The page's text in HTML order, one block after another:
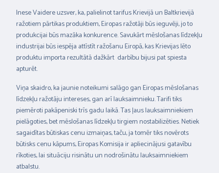
Inese Vaidere uzsver, ka, palielinot tarifus Krievijā un Baltkrievijā
ražotiem pārtikas produktiem, Eiropas ražotāji būs ieguvēji, jo to
produkcijai būs mazāka konkurence. Savukārt mēslošanas līdzekļu
industrijai būs iespēja attīstīt ražošanu Eiropā, kas Krievijas lēto
produktu importa rezultātā dažkārt darbību bijusi pat spiesta
apturēt.
Viņa skaidro, ka jaunie noteikumi salāgo gan Eiropas mēslošanas
līdzekļu ražotāju intereses, gan arī lauksaimnieku. Tarifi tiks
piemēroti pakāpeniski trīs gadu laikā. Tas ļaus lauksaimniekiem
pielāgoties, bet mēslošanas līdzekļu tirgiem nostabilizēties. Netiek
sagaidītas būtiskas cenu izmaiņas, taču, ja tomēr tiks novērots
būtisks cenu kāpums, Eiropas Komisija ir apliecinājusi gatavību
rīkoties, lai situāciju risinātu un nodrošinātu lauksaimniekiem
atbalstu.